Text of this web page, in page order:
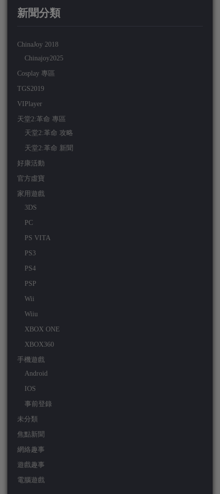
新聞分類
ChinaJoy 2018
Chinajoy2025
Cosplay 專區
TGS2019
VIPlayer
天堂2:革命 專區
天堂2:革命 攻略
天堂2:革命 新聞
好康活動
官方虛寶
家用遊戲
3DS
PC
PS VITA
PS3
PS4
PSP
Wii
Wiiu
XBOX ONE
XBOX360
手機遊戲
Android
IOS
事前登錄
未分類
焦點新聞
網絡趣事
遊戲趣事
電腦遊戲